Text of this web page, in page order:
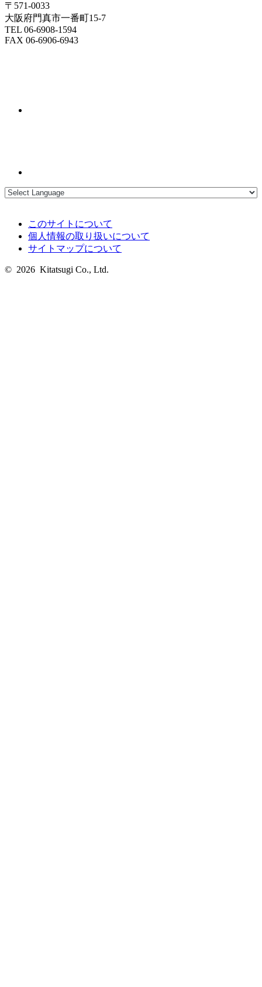
〒571-0033
大阪府門真市一番町15-7
TEL 06-6908-1594
FAX 06-6906-6943
このサイトについて
個人情報の取り扱いについて
サイトマップについて
© 2026 Kitatsugi Co., Ltd.